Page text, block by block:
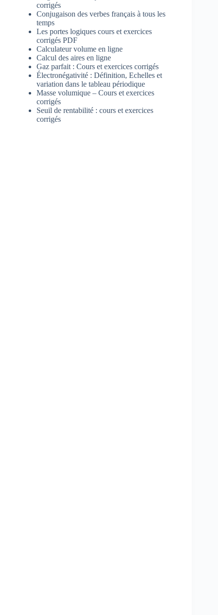
corrigés
Conjugaison des verbes français à tous les
temps
Les portes logiques cours et exercices
corrigés PDF
Calculateur volume en ligne
Calcul des aires en ligne
Gaz parfait : Cours et exercices corrigés
Électronégativité : Définition, Echelles et
variation dans le tableau périodique
Masse volumique – Cours et exercices
corrigés
Seuil de rentabilité : cours et exercices
corrigés